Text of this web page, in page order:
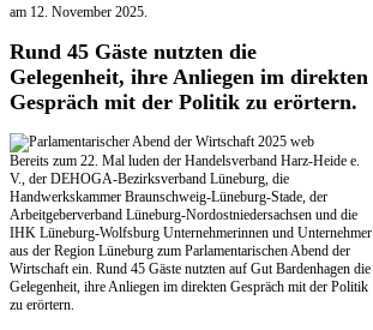
am 12. November 2025.
Rund 45 Gäste nutzten die
Gelegenheit, ihre Anliegen im direkten
Gespräch mit der Politik zu erörtern.
Bereits zum 22. Mal luden der Handelsverband Harz-Heide e.
V., der DEHOGA-Bezirksverband Lüneburg, die
Handwerkskammer Braunschweig-Lüneburg-Stade, der
Arbeitgeberverband Lüneburg-Nordostniedersachsen und die
IHK Lüneburg-Wolfsburg Unternehmerinnen und Unternehmer
aus der Region Lüneburg zum Parlamentarischen Abend der
Wirtschaft ein. Rund 45 Gäste nutzten auf Gut Bardenhagen die
Gelegenheit, ihre Anliegen im direkten Gespräch mit der Politik
zu erörtern.